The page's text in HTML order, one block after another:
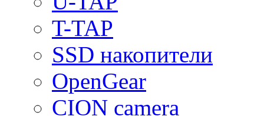
T-TAP
SSD накопители
OpenGear
CION camera